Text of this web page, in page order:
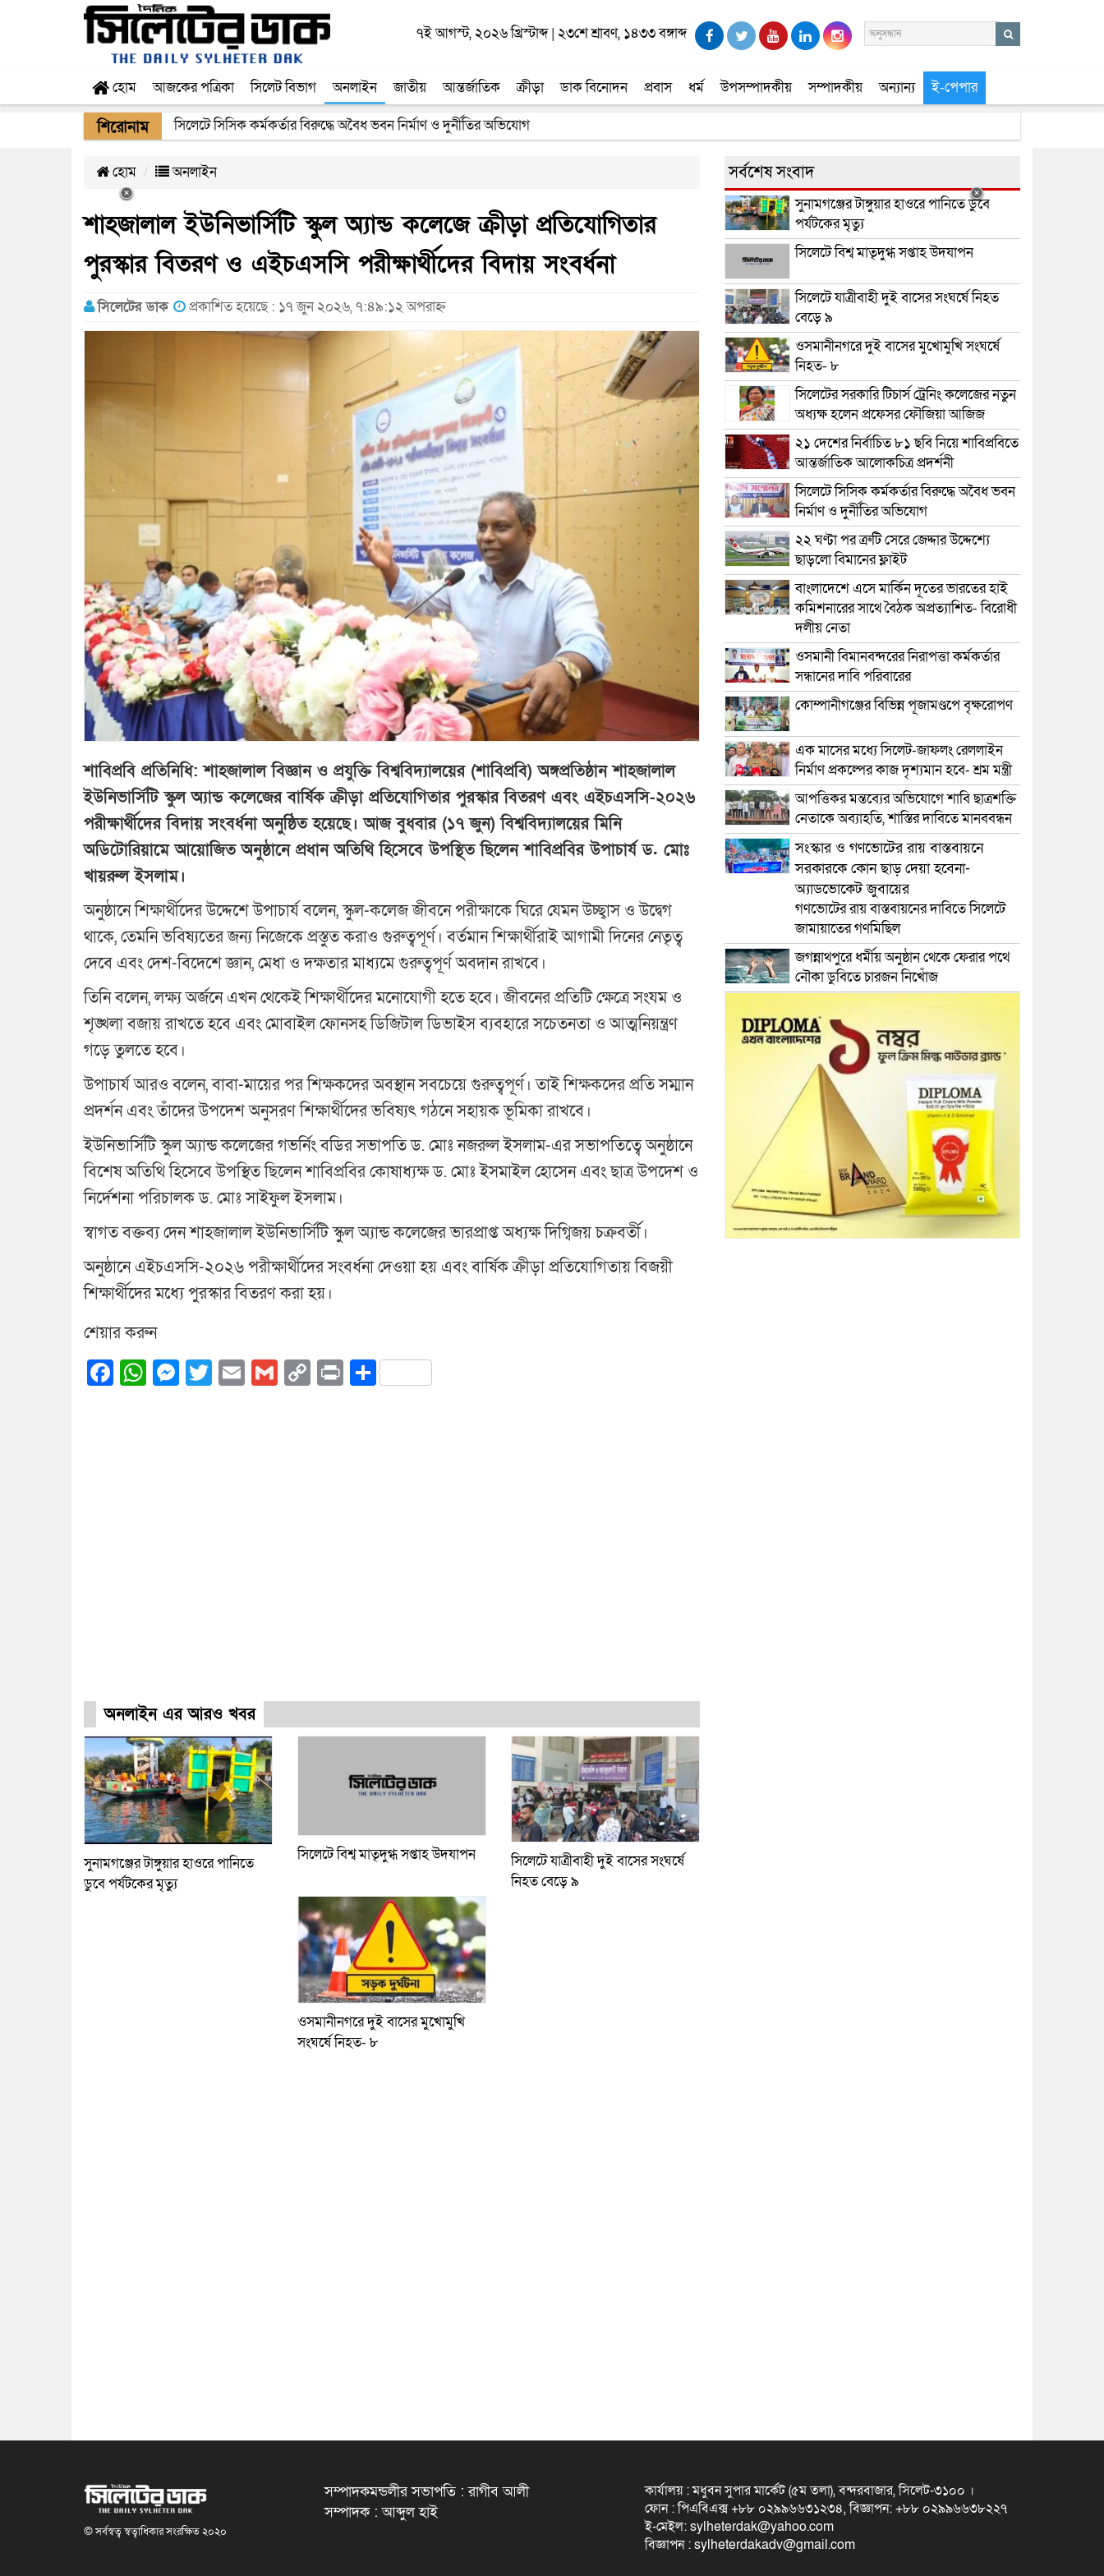
৭ই আগস্ট, ২০২৬ খ্রিস্টাব্দ| ২৩শে শ্রাবণ, ১৪৩৩ বঙ্গাব্দ
হোম আজকের পত্রিকা সিলেট বিভাগ অনলাইন জাতীয় আন্তর্জাতিক ক্রীড়া ডাক বিনোদন প্রবাস ধর্ম উপসম্পাদকীয় সম্পাদকীয় অন্যান্য ই-পেপার
শিরোনাম সিলেটে সিসিক কর্মকর্তার বিরুদ্ধে অবৈধ ভবন নির্মাণ ও দুর্নীতির অভিযোগ
হোম অনলাইন
শাহজালাল ইউনিভার্সিটি স্কুল অ্যান্ড কলেজে ক্রীড়া প্রতিযোগিতার
পুরস্কার বিতরণ ও এইচএসসি পরীক্ষার্থীদের বিদায় সংবর্ধনা
সিলেটের ডাক প্রকাশিত হয়েছে : ১৭ জুন ২০২৬, ৭:৪৯:১২ অপরাহ্ন
শাবিপ্রবি প্রতিনিধি: শাহজালাল বিজ্ঞান ও প্রযুক্তি বিশ্ববিদ্যালয়ের (শাবিপ্রবি) অঙ্গপ্রতিষ্ঠান শাহজালাল
ইউনিভার্সিটি স্কুল অ্যান্ড কলেজের বার্ষিক ক্রীড়া প্রতিযোগিতার পুরস্কার বিতরণ এবং এইচএসসি-২০২৬
পরীক্ষার্থীদের বিদায় সংবর্ধনা অনুষ্ঠিত হয়েছে। আজ বুধবার (১৭ জুন) বিশ্ববিদ্যালয়ের মিনি
অডিটোরিয়ামে আয়োজিত অনুষ্ঠানে প্রধান অতিথি হিসেবে উপস্থিত ছিলেন শাবিপ্রবির উপাচার্য ড. মোঃ
খায়রুল ইসলাম।
অনুষ্ঠানে শিক্ষার্থীদের উদ্দেশে উপাচার্য বলেন, স্কুল-কলেজ জীবনে পরীক্ষাকে ঘিরে যেমন উচ্ছ্বাস ও উদ্বেগ
থাকে, তেমনি ভবিষ্যতের জন্য নিজেকে প্রস্তুত করাও গুরুত্বপূর্ণ। বর্তমান শিক্ষার্থীরাই আগামী দিনের নেতৃত্ব
দেবে এবং দেশ-বিদেশে জ্ঞান, মেধা ও দক্ষতার মাধ্যমে গুরুত্বপূর্ণ অবদান রাখবে।
তিনি বলেন, লক্ষ্য অর্জনে এখন থেকেই শিক্ষার্থীদের মনোযোগী হতে হবে। জীবনের প্রতিটি ক্ষেত্রে সংযম ও
শৃঙ্খলা বজায় রাখতে হবে এবং মোবাইল ফোনসহ ডিজিটাল ডিভাইস ব্যবহারে সচেতনতা ও আত্মনিয়ন্ত্রণ
গড়ে তুলতে হবে।
উপাচার্য আরও বলেন, বাবা-মায়ের পর শিক্ষকদের অবস্থান সবচেয়ে গুরুত্বপূর্ণ। তাই শিক্ষকদের প্রতি সম্মান
প্রদর্শন এবং তাঁদের উপদেশ অনুসরণ শিক্ষার্থীদের ভবিষ্যৎ গঠনে সহায়ক ভূমিকা রাখবে।
ইউনিভার্সিটি স্কুল অ্যান্ড কলেজের গভর্নিং বডির সভাপতি ড. মোঃ নজরুল ইসলাম-এর সভাপতিত্বে অনুষ্ঠানে
বিশেষ অতিথি হিসেবে উপস্থিত ছিলেন শাবিপ্রবির কোষাধ্যক্ষ ড. মোঃ ইসমাইল হোসেন এবং ছাত্র উপদেশ ও
নির্দেশনা পরিচালক ড. মোঃ সাইফুল ইসলাম।
স্বাগত বক্তব্য দেন শাহজালাল ইউনিভার্সিটি স্কুল অ্যান্ড কলেজের ভারপ্রাপ্ত অধ্যক্ষ দিগ্বিজয় চক্রবর্তী।
অনুষ্ঠানে এইচএসসি-২০২৬ পরীক্ষার্থীদের সংবর্ধনা দেওয়া হয় এবং বার্ষিক ক্রীড়া প্রতিযোগিতায় বিজয়ী
শিক্ষার্থীদের মধ্যে পুরস্কার বিতরণ করা হয়।
শেয়ার করুন
Facebook
WhatsApp
Messenger
Twitter
EmailGmailCopyPrintShare
অনলাইন এর আরও খবর
সুনামগঞ্জের টাঙ্গুয়ার হাওরে পানিতে
ডুবে পর্যটকের মৃত্যু
সিলেটে বিশ্ব মাতৃদুগ্ধ সপ্তাহ উদযাপন
সিলেটে যাত্রীবাহী দুই বাসের সংঘর্ষে
নিহত বেড়ে ৯
ওসমানীনগরে দুই বাসের মুখোমুখি
সংঘর্ষে নিহত- ৮
সর্বশেষ সংবাদ
সুনামগঞ্জের টাঙ্গুয়ার হাওরে পানিতে ডুবে
পর্যটকের মৃত্যু
সিলেটে বিশ্ব মাতৃদুগ্ধ সপ্তাহ উদযাপন
সিলেটে যাত্রীবাহী দুই বাসের সংঘর্ষে নিহত
বেড়ে ৯
ওসমানীনগরে দুই বাসের মুখোমুখি সংঘর্ষে
নিহত- ৮
সিলেটের সরকারি টিচার্স ট্রেনিং কলেজের নতুন
অধ্যক্ষ হলেন প্রফেসর ফৌজিয়া আজিজ
২১ দেশের নির্বাচিত ৮১ ছবি নিয়ে শাবিপ্রবিতে
আন্তর্জাতিক আলোকচিত্র প্রদর্শনী
সিলেটে সিসিক কর্মকর্তার বিরুদ্ধে অবৈধ ভবন
নির্মাণ ও দুর্নীতির অভিযোগ
২২ ঘণ্টা পর ত্রুটি সেরে জেদ্দার উদ্দেশ্যে
ছাড়লো বিমানের ফ্লাইট
বাংলাদেশে এসে মার্কিন দূতের ভারতের হাই
কমিশনারের সাথে বৈঠক অপ্রত্যাশিত- বিরোধী
দলীয় নেতা
ওসমানী বিমানবন্দরের নিরাপত্তা কর্মকর্তার
সন্ধানের দাবি পরিবারের
কোম্পানীগঞ্জের বিভিন্ন পূজামণ্ডপে বৃক্ষরোপণ
এক মাসের মধ্যে সিলেট-জাফলং রেললাইন
নির্মাণ প্রকল্পের কাজ দৃশ্যমান হবে- শ্রম মন্ত্রী
আপত্তিকর মন্তব্যের অভিযোগে শাবি ছাত্রশক্তি
নেতাকে অব্যাহতি, শাস্তির দাবিতে মানববন্ধন
সংস্কার ও গণভোটের রায় বাস্তবায়নে
সরকারকে কোন ছাড় দেয়া হবেনা-
অ্যাডভোকেট জুবায়ের
গণভোটের রায় বাস্তবায়নের দাবিতে সিলেটে
জামায়াতের গণমিছিল
জগন্নাথপুরে ধর্মীয় অনুষ্ঠান থেকে ফেরার পথে
নৌকা ডুবিতে চারজন নিখোঁজ
© সর্বস্বত্ব স্বত্বাধিকার সংরক্ষিত ২০২০
সম্পাদকমন্ডলীর সভাপতি : রাগীব আলী
সম্পাদক : আব্দুল হাই
কার্যালয় : মধুবন সুপার মার্কেট (৫ম তলা), বন্দরবাজার, সিলেট-৩১০০ ।
ফোন : পিএবিএক্স +৮৮ ০২৯৯৬৬৩১২৩৪, বিজ্ঞাপন: +৮৮ ০২৯৯৬৬৩৮২২৭
ই-মেইল: sylheterdak@yahoo.com
বিজ্ঞাপন : sylheterdakadv@gmail.com